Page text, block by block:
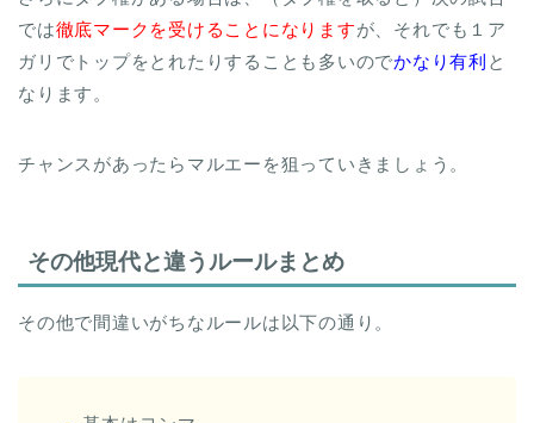
では徹底マークを受けることになりますが、それでも１ア
ガリでトップをとれたりすることも多いのでかなり有利 と
なります。
チャンスがあったらマルエーを狙っていきましょう。
その他現代と違うルールまとめ
その他で間違いがちなルールは以下の通り。